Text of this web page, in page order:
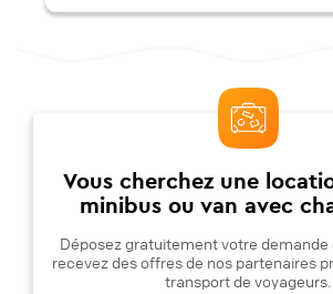
Vous cherchez une
minibus ou van avec
Déposez gratuitement votre
recevez des offres de nos partenaires
transport de voyageurs.